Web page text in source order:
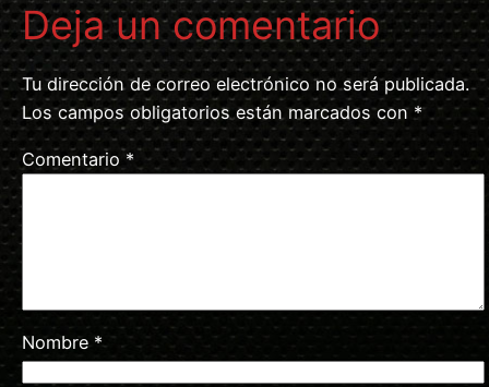
Deja un comentario
Tu dirección de correo electrónico no será publicada.
Los campos obligatorios están marcados con *
Comentario *
Nombre *